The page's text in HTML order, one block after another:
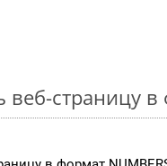
веб-страницу в